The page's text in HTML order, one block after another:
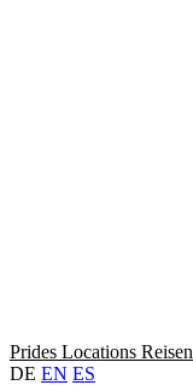
Prides Locations Reisen
DE EN ES